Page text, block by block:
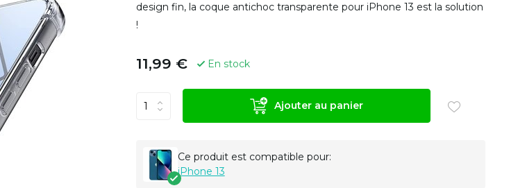
design fin, la coque antichoc transparente pour iPhone 13 est la solution
!
11,99 € En stock
Ajouter au panier
Ce produit est compatible pour:
iPhone 13